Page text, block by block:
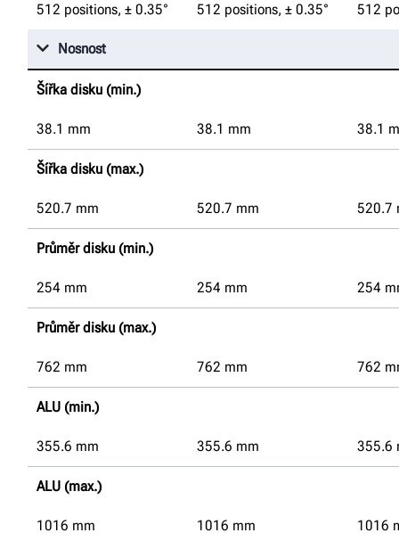
512 positions, ± 0.35° 512 positions, ± 0.35° 512
Nosnost
Šířka disku (min.)
38.1 mm 38.1 mm 38.1
Šířka disku (max.)
520.7 mm 520.7 mm 520.7
Průměr disku (min.)
254 mm 254 mm 254
Průměr disku (max.)
762 mm 762 mm 762
ALU (min.)
355.6 mm 355.6 mm 355.6
ALU (max.)
1016 mm 1016 mm 1016